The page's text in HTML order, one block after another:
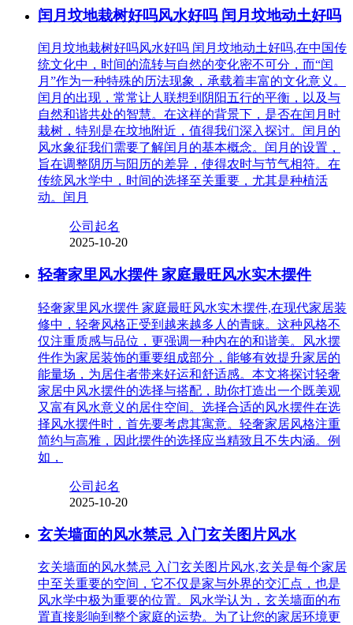
闰月坟地栽树好吗风水好吗 闰月坟地动土好吗
闰月坟地栽树好吗风水好吗 闰月坟地动土好吗,在中国传
统文化中，时间的流转与自然的变化密不可分，而“闰
月”作为一种特殊的历法现象，承载着丰富的文化意义。
闰月的出现，常常让人联想到阴阳五行的平衡，以及与
自然和谐共处的智慧。在这样的背景下，是否在闰月时
栽树，特别是在坟地附近，值得我们深入探讨。闰月的
风水象征我们需要了解闰月的基本概念。闰月的设置，
旨在调整阴历与阳历的差异，使得农时与节气相符。在
传统风水学中，时间的选择至关重要，尤其是种植活
动。闰月
公司起名
2025-10-20
轻奢家里风水摆件 家庭最旺风水实木摆件
轻奢家里风水摆件 家庭最旺风水实木摆件,在现代家居装
修中，轻奢风格正受到越来越多人的青睐。这种风格不
仅注重质感与品位，更强调一种内在的和谐美。风水摆
件作为家居装饰的重要组成部分，能够有效提升家居的
能量场，为居住者带来好运和舒适感。本文将探讨轻奢
家居中风水摆件的选择与搭配，助你打造出一个既美观
又富有风水意义的居住空间。选择合适的风水摆件在选
择风水摆件时，首先要考虑其寓意。轻奢家居风格注重
简约与高雅，因此摆件的选择应当精致且不失内涵。例
如，
公司起名
2025-10-20
玄关墙面的风水禁忌 入门玄关图片风水
玄关墙面的风水禁忌 入门玄关图片风水,玄关是每个家居
中至关重要的空间，它不仅是家与外界的交汇点，也是
风水学中极为重要的位置。风水学认为，玄关墙面的布
置直接影响到整个家庭的运势。为了让您的家居环境更